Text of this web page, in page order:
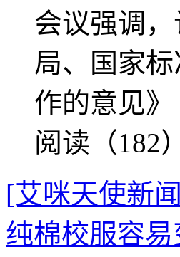
会议强调
局、国家
作的意见》
阅读（182）
[艾咪天使新
纯棉校服容易